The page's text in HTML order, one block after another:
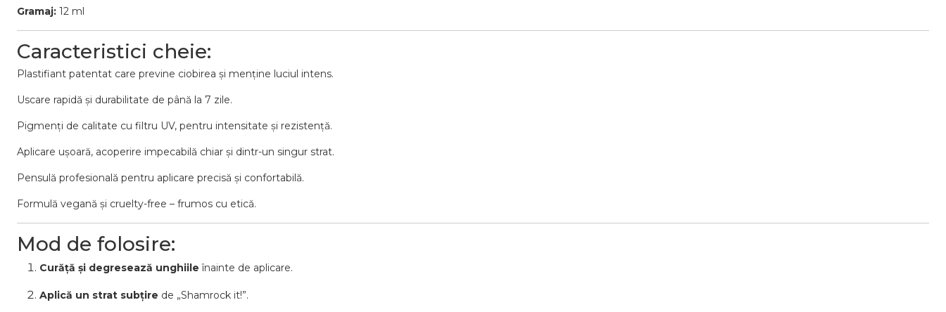
Gramaj: 12 ml
Caracteristici cheie:
Plastifiant patentat care previne ciobirea și menține luciul intens.
Uscare rapidă și durabilitate de până la 7 zile.
Pigmenți de calitate cu filtru UV, pentru intensitate și rezistență.
Aplicare ușoară, acoperire impecabilă chiar și dintr-un singur strat.
Pensulă profesională pentru aplicare precisă și confortabilă.
Formulă vegană și cruelty-free – frumos cu etică.
Mod de folosire:
Curăță și degresează unghiile înainte de aplicare.
Aplică un strat subțire de „Shamrock it!”.